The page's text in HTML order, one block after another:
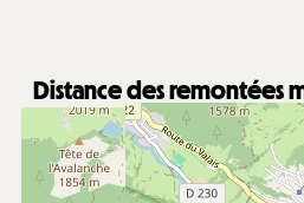
Distance des remontées
1600m de la télécabine
7100m des télésièges de
Arrêt navettes à proximité